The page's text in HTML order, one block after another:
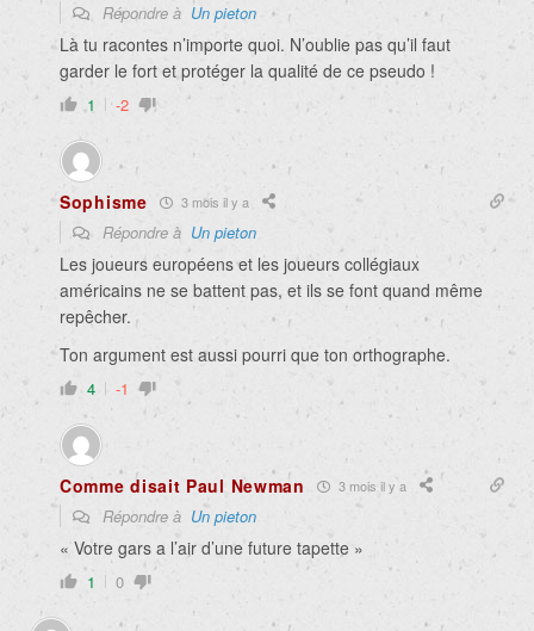
Répondre à Un pieton
Là tu racontes n’importe quoi. N’oublie pas qu’il faut
garder le fort et protéger la qualité de ce pseudo !
1 -2
Sophisme 3 mois il y a
Répondre à Un pieton
Les joueurs européens et les joueurs collégiaux
américains ne se battent pas, et ils se font quand même
repêcher.
Ton argument est aussi pourri que ton orthographe.
4 -1
Comme disait Paul Newman 3 mois il y a
Répondre à Un pieton
« Votre gars a l’air d’une future tapette »
1 0